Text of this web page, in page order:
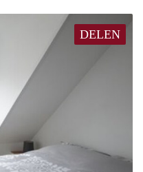
DELEN